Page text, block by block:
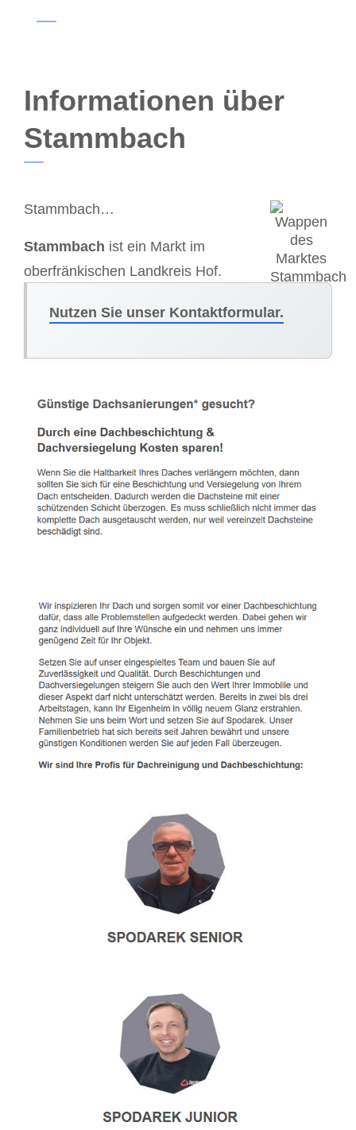
Informationen über
Stammbach
Stammbach…
Stammbach ist ein Markt im
oberfränkischen Landkreis Hof.
Nutzen Sie unser Kontaktformular.